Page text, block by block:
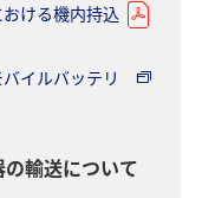
ける機内持込
イルバッテリ
輸送について